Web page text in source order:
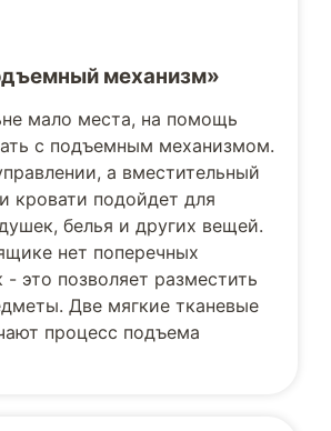
механизм»
мало места, на помощь
с подъемным механизмом.
а вместительный
кровати подойдет для
белья и других вещей.
нет поперечных
- это позволяет разместить
Две мягкие тканевые
процесс подъема